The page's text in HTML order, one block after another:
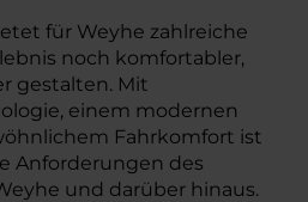
für Weyhe zahlreiche
noch komfortabler,
gestalten. Mit
einem modernen
Fahrkomfort ist
Anforderungen des
und darüber hinaus.